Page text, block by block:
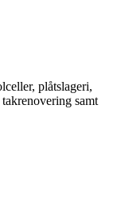
plåtslageri,
samt